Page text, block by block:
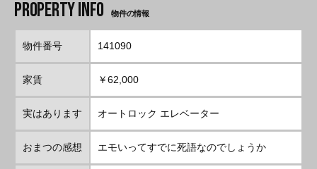
物件の情報
物件番号 141090
家賃 ￥62,000
実はあります オートロック エレベーター
おまつの感想 エモいってすでに死語なのでしょうか